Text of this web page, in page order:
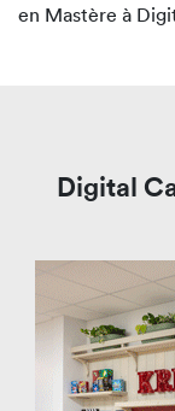
en Mastère à
Digital